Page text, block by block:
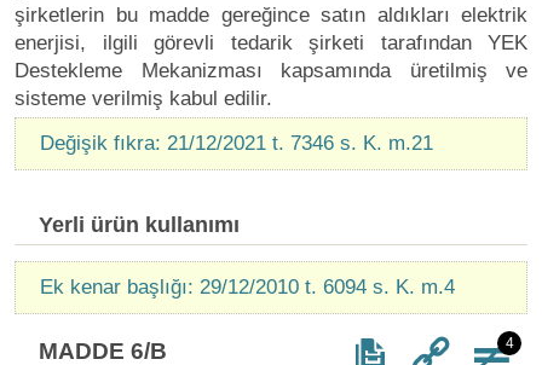
şirketlerin bu madde gereğince satın aldıkları elektrik
enerjisi, ilgili görevli tedarik şirketi tarafından YEK
Destekleme Mekanizması kapsamında üretilmiş ve
sisteme verilmiş kabul edilir.
Değişik fıkra: 21/12/2021 t. 7346 s. K. m.21
Yerli ürün kullanımı
Ek kenar başlığı: 29/12/2010 t. 6094 s. K. m.4
MADDE 6/B 4